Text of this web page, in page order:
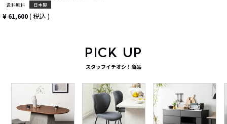
送料無料 日本製
¥ 61,600 税込
PICK UP
スタッフイチオシ！商品